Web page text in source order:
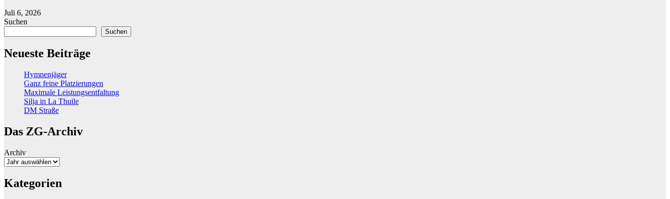
Juli 6, 2026
Suchen
Suchen
Neueste Beiträge
Hymnenjäger
Ganz feine Platzierungen
Maximale Leistungsentfaltung
Silja in La Thuile
DM Straße
Das ZG-Archiv
Archiv
Kategorien